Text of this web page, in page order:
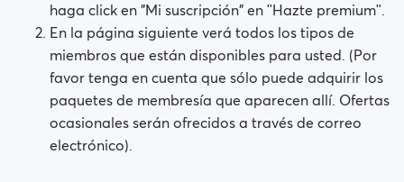
Cómo solicito un reembolso?
No puedo pagar / La tarjeta es rechazada
Pagó pero no obtuvo la prima (Neteller / ApplePay /
GooglePay)
haga click en "Mi suscripción" en ʺHazte premiumʺ.
En la página siguiente verá todos los tipos de
miembros que están disponibles para usted. (Por
favor tenga en cuenta que sólo puede adquirir los
paquetes de membresía que aparecen allí. Ofertas
ocasionales serán ofrecidos a través de correo
electrónico).